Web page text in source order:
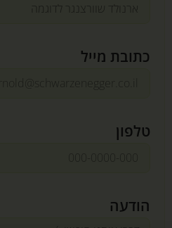
כתובת מייל
טלפון
הודעה